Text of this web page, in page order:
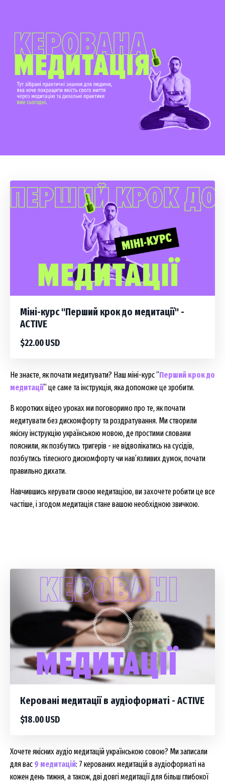
Міні-курс "Перший крок до медитації" -
ACTIVE
$22.00 USD
Не знаєте, як почати медитувати? Наш міні-курс “Перший крок до
медитації” це саме та інструкція, яка допоможе це зробити.
В коротких відео уроках ми поговоримо про те, як почати
медитувати без дискомфорту та роздратування. Ми створили
якісну інструкцію українською мовою, де простими словами
пояснили, як позбутись тригерів - не відволікатись на сусідів,
позбутись тілесного дискомфорту чи нав’язливих думок, почати
правильно дихати.
Навчившись керувати своєю медитацією, ви захочете робити це все
частіше, і згодом медитація стане вашою необхідною звичкою.
Керовані медитації в аудіоформаті - ACTIVE
$18.00 USD
Хочете якісних аудіо медитацій українською совою? Ми записали
для вас 9 медитацій: 7 керованих медитацій в аудіоформаті на
кожен день тижня, а також, дві довгі медитації для більш глибокої